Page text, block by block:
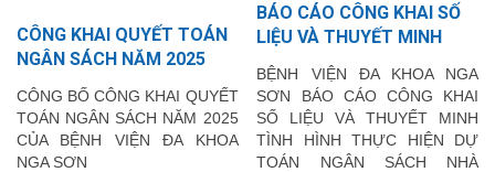
CÔNG KHAI QUYẾT TOÁN
NGÂN SÁCH NĂM 2025
CÔNG BỐ CÔNG KHAI QUYẾT
TOÁN NGÂN SÁCH NĂM 2025
CỦA BỆNH VIỆN ĐA KHOA
NGA SƠN
BÁO CÁO CÔNG KHAI SỐ
LIỆU VÀ THUYẾT MINH
TÌNH HÌNH THỰC HIỆN DỰ
TOÁN NGÂN SÁCH NHÀ
NƯỚC 6 THÁNG ĐẦU NĂM
2025, QUÍ III NĂM 2025,
QUÍ IV NĂM 2025
BỆNH VIỆN ĐA KHOA NGA
SƠN BÁO CÁO CÔNG KHAI
SỐ LIỆU VÀ THUYẾT MINH
TÌNH HÌNH THỰC HIỆN DỰ
TOÁN NGÂN SÁCH NHÀ